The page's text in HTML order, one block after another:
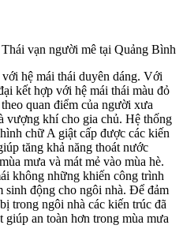
vạn người mê tại Quảng Bình
hệ mái thái duyên dáng. Với
kết hợp với hệ mái thái màu đỏ
quan điểm của người xưa
vượng khí cho gia chủ. Hệ thống
chữ A giật cấp được các kiến
tăng khả năng thoát nước
mưa và mát mẻ vào mùa hè.
không những khiến công trình
sinh động cho ngôi nhà. Để đảm
trong ngôi nhà các kiến trúc đã
giúp an toàn hơn trong mùa mưa